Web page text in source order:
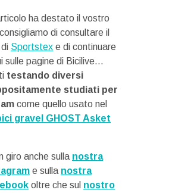
ha destato il vostro
di consultare il
Sportstex e di continuare
sulle pagine di Bicilive…
testando diversi
studiati per
come quello usato nel
gravel GHOST Asket
giro anche sulla nostra
e sulla nostra
oltre che sul nostro